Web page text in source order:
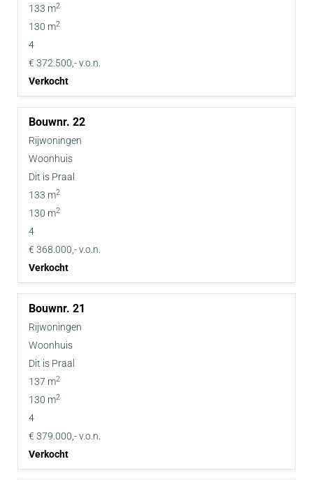
133 m2
130 m2
4
€ 372.500,- v.o.n.
Verkocht
22
Rijwoningen
Woonhuis
Dit is Praal
133 m2
130 m2
4
€ 368.000,- v.o.n.
Verkocht
21
Rijwoningen
Woonhuis
Dit is Praal
137 m2
130 m2
4
€ 379.000,- v.o.n.
Verkocht